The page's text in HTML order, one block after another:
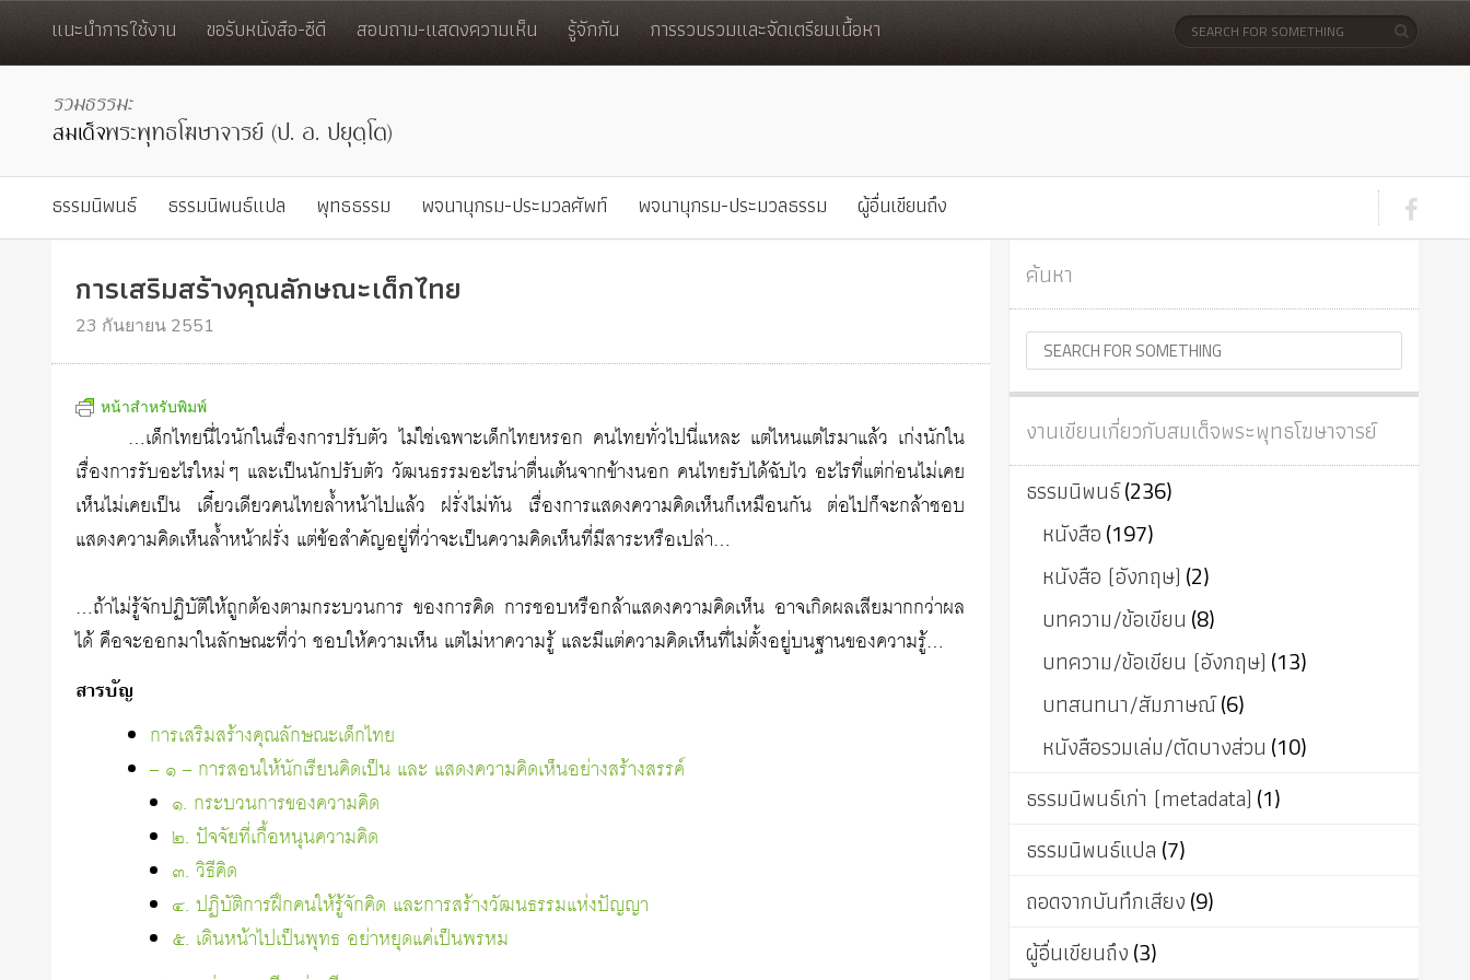
แนะนำการใช้งาน ขอรับหนังสือ-ซีดี สอบถาม-แสดงความเห็น รู้จักกัน การรวบรวมและจัดเตรียมเนื้อหา
ธรรมนิพนธ์ ธรรมนิพนธ์แปล พุทธธรรม พจนานุกรม-ประมวลศัพท์ พจนานุกรม-ประมวลธรรม ผู้อื่นเขียนถึง
การเสริมสร้างคุณลักษณะเด็กไทย
23 กันยายน 2551
หน้าสำหรับพิมพ์
…เด็กไทยนี่ไวนักในเรื่องการปรับตัว ไม่ใช่เฉพาะเด็กไทยหรอก คนไทยทั่วไปนี่แหละ แต่ไหนแต่ไรมาแล้ว เก่งนักใน
เรื่องการรับอะไรใหม่ๆ และเป็นนักปรับตัว วัฒนธรรมอะไรน่าตื่นเต้นจากข้างนอก คนไทยรับได้ฉับไว อะไรที่แต่ก่อนไม่เคย
เห็นไม่เคยเป็น เดี๋ยวเดียวคนไทยล้ำหน้าไปแล้ว ฝรั่งไม่ทัน เรื่องการแสดงความคิดเห็นก็เหมือนกัน ต่อไปก็จะกล้าชอบ
แสดงความคิดเห็นล้ำหน้าฝรั่ง แต่ข้อสำคัญอยู่ที่ว่าจะเป็นความคิดเห็นที่มีสาระหรือเปล่า…
…ถ้าไม่รู้จักปฏิบัติให้ถูกต้องตามกระบวนการ ของการคิด การชอบหรือกล้าแสดงความคิดเห็น อาจเกิดผลเสียมากกว่าผล
ได้ คือจะออกมาในลักษณะที่ว่า ชอบให้ความเห็น แต่ไม่หาความรู้ และมีแต่ความคิดเห็นที่ไม่ตั้งอยู่บนฐานของความรู้…
สารบัญ
การเสริมสร้างคุณลักษณะเด็กไทย
– ๑ – การสอนให้นักเรียนคิดเป็น และ แสดงความคิดเห็นอย่างสร้างสรรค์
๑. กระบวนการของความคิด
๒. ปัจจัยที่เกื้อหนุนความคิด
๓. วิธีคิด
๔. ปฏิบัติการฝึกคนให้รู้จักคิด และการสร้างวัฒนธรรมแห่งปัญญา
๕. เดินหน้าไปเป็นพุทธ อย่าหยุดแค่เป็นพรหม
ค้นหา
งานเขียนเกี่ยวกับสมเด็จพระพุทธโฆษาจารย์
ธรรมนิพนธ์(236)
หนังสือ(197)
หนังสือ (อังกฤษ) (2)
บทความ/ข้อเขียน (8)
บทความ/ข้อเขียน (อังกฤษ) (13)
บทสนทนา/สัมภาษณ์(6)
หนังสือรวมเล่ม/ตัดบางส่วน (10)
ธรรมนิพนธ์เก่า (metadata) (1)
ธรรมนิพนธ์แปล (7)
ถอดจากบันทึกเสียง(9)
ผู้อื่นเขียนถึง(3)